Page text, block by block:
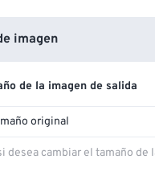
OneDrive
URL
imagen
de la imagen de salida
original
desea cambiar el tamaño de